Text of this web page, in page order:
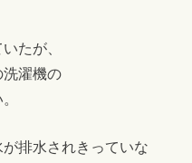
たが、
洗濯機の
排水されきっていな